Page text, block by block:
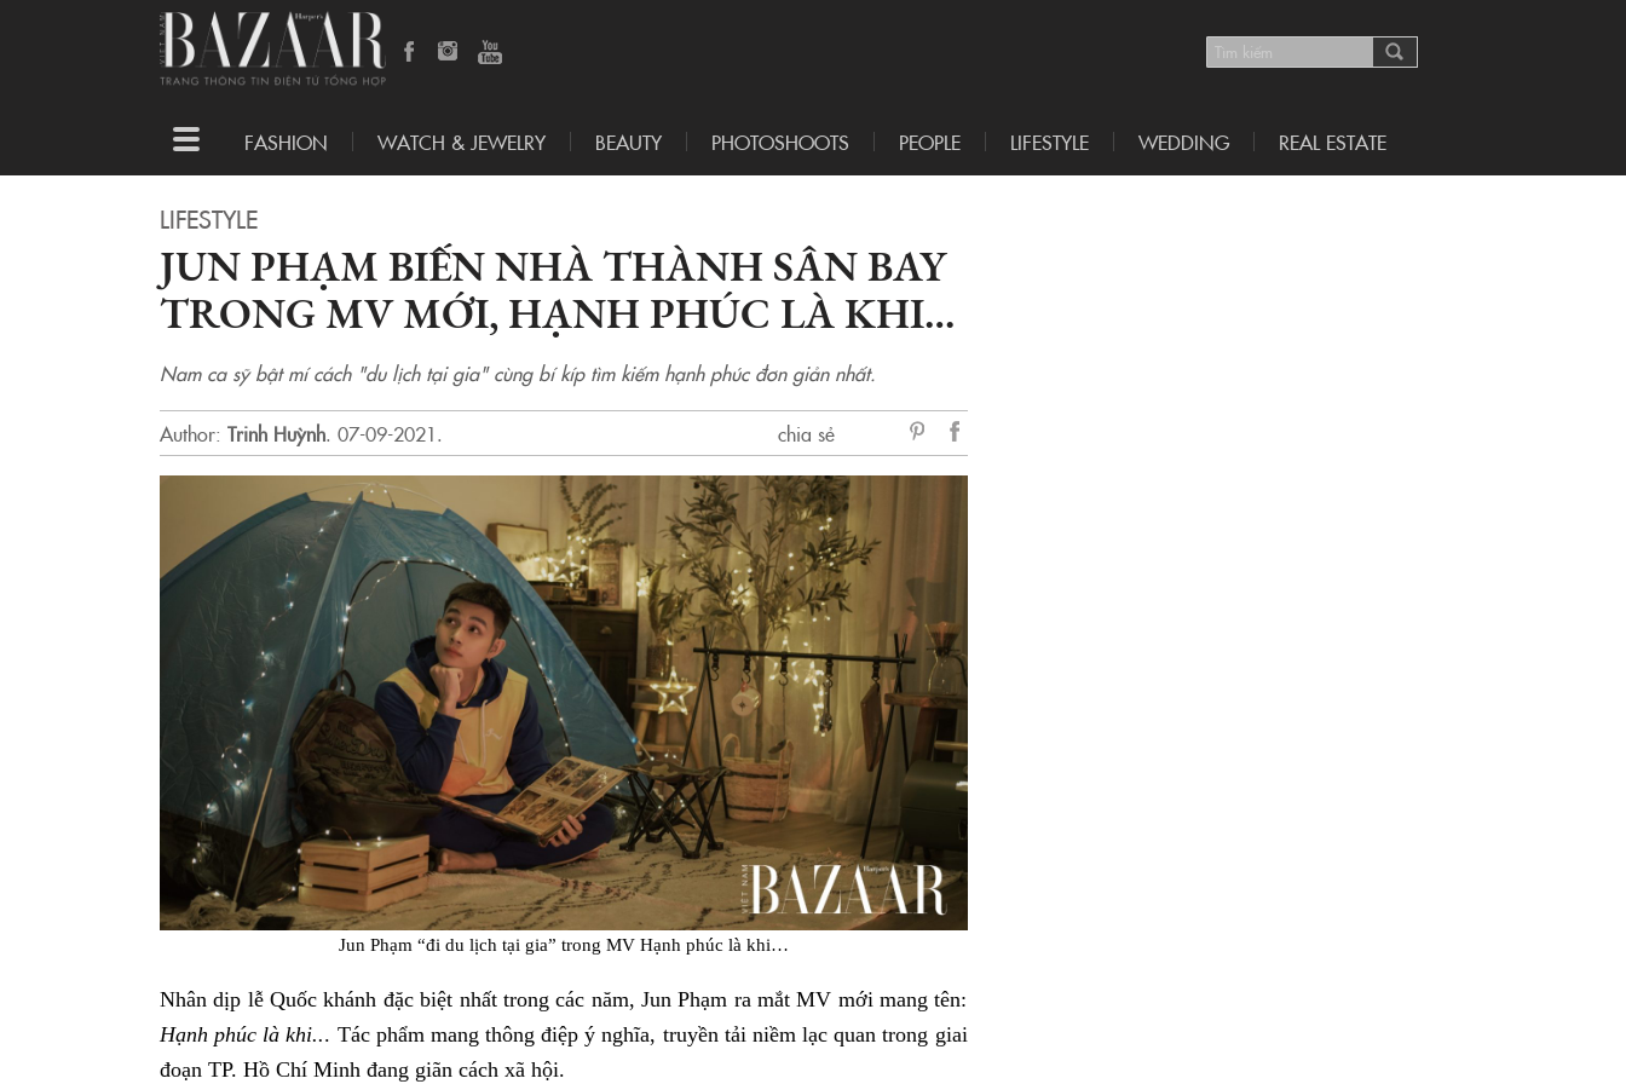
Toggle
navigation
FASHION WATCH & JEWELRY BEAUTY PHOTOSHOOTS PEOPLE LIFESTYLE WEDDING REAL ESTATE
LIFESTYLE
JUN PHẠM BIẾN NHÀ THÀNH SÂN BAY
TRONG MV MỚI, HẠNH PHÚC LÀ KHI…
Nam ca sỹ bật mí cách "du lịch tại gia" cùng bí kíp tìm kiếm hạnh phúc đơn giản nhất.
Author: Trinh Huỳnh. 07-09-2021.
chia sẻ
Jun Phạm “đi du lịch tại gia” trong MV Hạnh phúc là khi…
Nhân dịp lễ Quốc khánh đặc biệt nhất trong các năm, Jun Phạm ra mắt MV mới mang tên:
Hạnh phúc là khi... Tác phẩm mang thông điệp ý nghĩa, truyền tải niềm lạc quan trong giai
đoạn TP. Hồ Chí Minh đang giãn cách xã hội.